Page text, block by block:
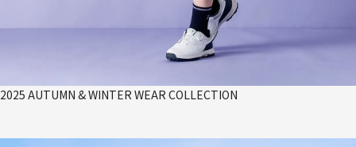
2025 AUTUMN & WINTER WEAR COLLECTION